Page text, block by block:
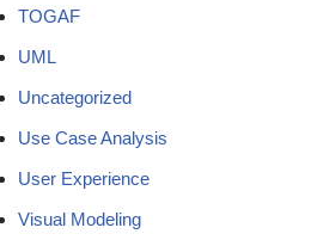
TOGAF
UML
Uncategorized
Use Case Analysis
User Experience
Visual Modeling